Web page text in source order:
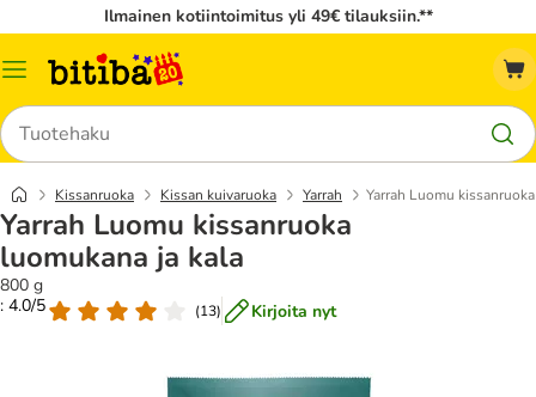
Ilmainen kotiintoimitus yli 49€ tilauksiin.**
Katalogivalikko
Hae
Kissanruoka Kissan kuivaruoka Yarrah Yarrah Luomu
Yarrah Luomu kissanruoka
luomukana ja kala
800 g
: 4.0/5
(13) Kirjoita nyt